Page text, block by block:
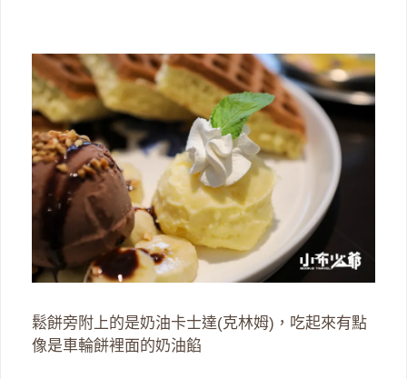
鬆餅旁附上的是奶油卡士達(克林姆)，吃起來有點
像是車輪餅裡面的奶油餡